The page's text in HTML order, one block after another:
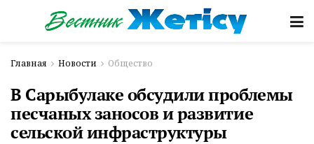
Главная Новости Общество
В Сарыбулаке обсудили проблемы
песчаных заносов и развитие
сельской инфраструктуры